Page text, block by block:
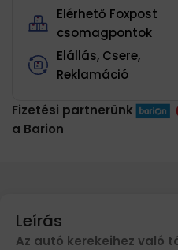
Elérhető Foxpost
csomagpontok
Elállás, Csere,
Reklamáció
Fizetési partnerünk
a Barion
Leírás
Az autó kerekeihez való